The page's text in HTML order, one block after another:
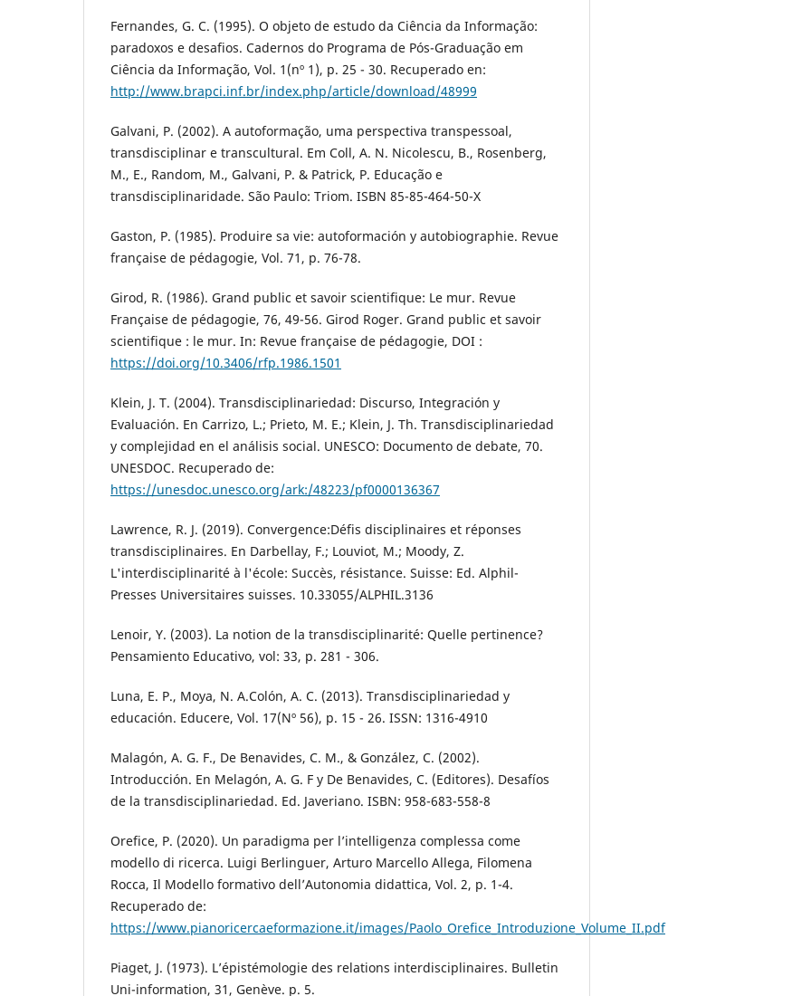
Fernandes, G. C. (1995). O objeto de estudo da Ciência da Informação:
paradoxos e desafios. Cadernos do Programa de Pós-Graduação em
Ciência da Informação, Vol. 1(nº 1), p. 25 - 30. Recuperado en:
http://www.brapci.inf.br/index.php/article/download/48999
Galvani, P. (2002). A autoformação, uma perspectiva transpessoal,
transdisciplinar e transcultural. Em Coll, A. N. Nicolescu, B., Rosenberg,
M., E., Random, M., Galvani, P. & Patrick, P. Educação e
transdisciplinaridade. São Paulo: Triom. ISBN 85-85-464-50-X
Gaston, P. (1985). Produire sa vie: autoformación y autobiographie. Revue
française de pédagogie, Vol. 71, p. 76-78.
Girod, R. (1986). Grand public et savoir scientifique: Le mur. Revue
Française de pédagogie, 76, 49-56. Girod Roger. Grand public et savoir
scientifique : le mur. In: Revue française de pédagogie, DOI :
https://doi.org/10.3406/rfp.1986.1501
Klein, J. T. (2004). Transdisciplinariedad: Discurso, Integración y
Evaluación. En Carrizo, L.; Prieto, M. E.; Klein, J. Th. Transdisciplinariedad
y complejidad en el análisis social. UNESCO: Documento de debate, 70.
UNESDOC. Recuperado de:
https://unesdoc.unesco.org/ark:/48223/pf0000136367
Lawrence, R. J. (2019). Convergence:Défis disciplinaires et réponses
transdisciplinaires. En Darbellay, F.; Louviot, M.; Moody, Z.
L'interdisciplinarité à l'école: Succès, résistance. Suisse: Ed. Alphil-
Presses Universitaires suisses. 10.33055/ALPHIL.3136
Lenoir, Y. (2003). La notion de la transdisciplinarité: Quelle pertinence?
Pensamiento Educativo, vol: 33, p. 281 - 306.
Luna, E. P., Moya, N. A.Colón, A. C. (2013). Transdisciplinariedad y
educación. Educere, Vol. 17(Nº 56), p. 15 - 26. ISSN: 1316-4910
Malagón, A. G. F., De Benavides, C. M., & González, C. (2002).
Introducción. En Melagón, A. G. F y De Benavides, C. (Editores). Desafíos
de la transdisciplinariedad. Ed. Javeriano. ISBN: 958-683-558-8
Orefice, P. (2020). Un paradigma per l’intelligenza complessa come
modello di ricerca. Luigi Berlinguer, Arturo Marcello Allega, Filomena
Rocca, Il Modello formativo dell’Autonomia didattica, Vol. 2, p. 1-4.
Recuperado de:
https://www.pianoricercaeformazione.it/images/Paolo_Orefice_Introduzione_Volume_II.pdf
Piaget, J. (1973). L’épistémologie des relations interdisciplinaires. Bulletin
Uni-information, 31, Genève. p. 5.